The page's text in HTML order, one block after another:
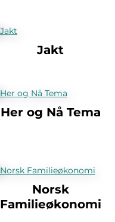
Jakt
Her og Nå Tema
Norsk
Familieøkonomi